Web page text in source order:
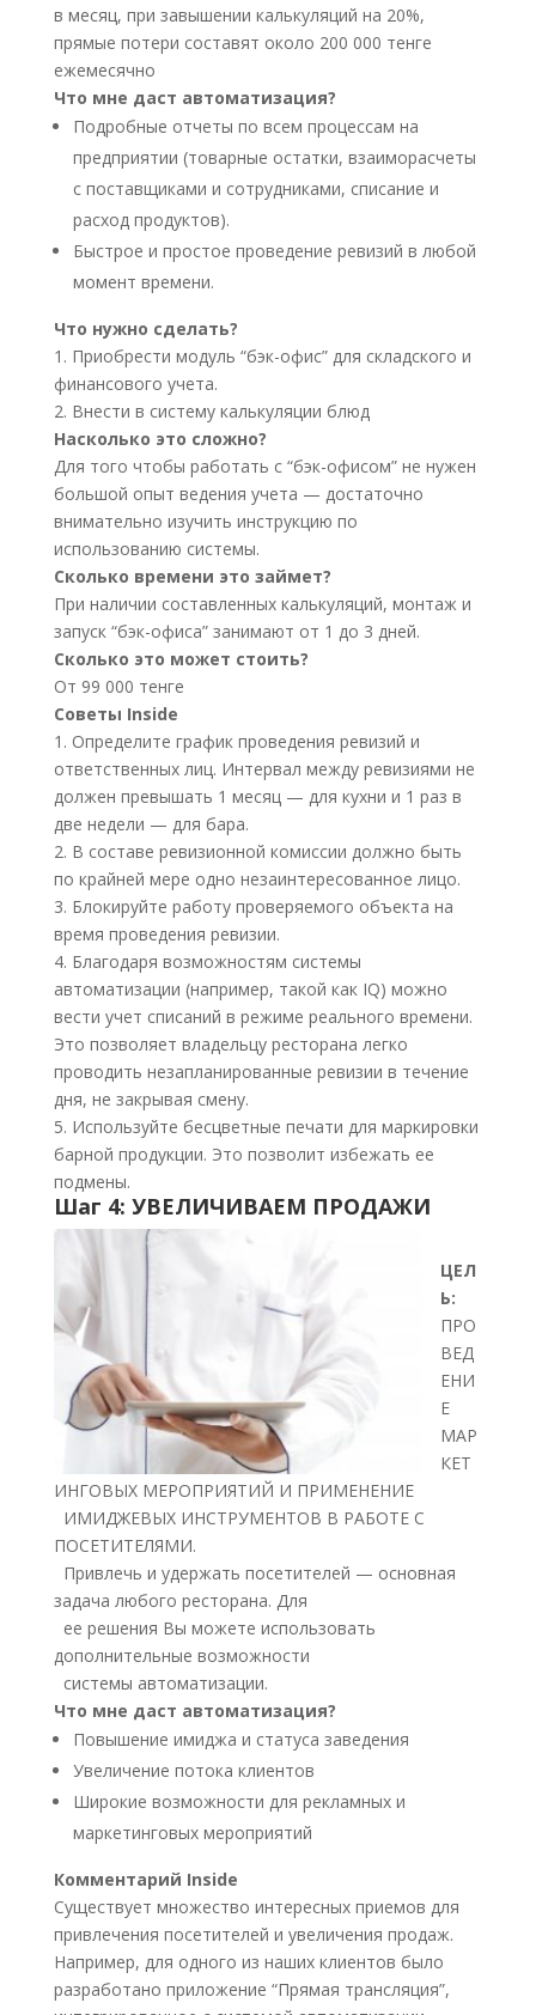
в месяц, при завышении калькуляций на 20%,
прямые потери составят около 200 000 тенге
ежемесячно
Что мне даст автоматизация?
Подробные отчеты по всем процессам на
предприятии (товарные остатки, взаиморасчеты
с поставщиками и сотрудниками, списание и
расход продуктов).
Быстрое и простое проведение ревизий в любой
момент времени.
Что нужно сделать?
1. Приобрести модуль “бэк-офис” для складского и
финансового учета.
2. Внести в систему калькуляции блюд
Насколько это сложно?
Для того чтобы работать с “бэк-офисом” не нужен
большой опыт ведения учета — достаточно
внимательно изучить инструкцию по
использованию системы.
Сколько времени это займет?
При наличии составленных калькуляций, монтаж и
запуск “бэк-офиса” занимают от 1 до 3 дней.
Сколько это может стоить?
От 99 000 тенге
Советы Inside
1. Определите график проведения ревизий и
ответственных лиц. Интервал между ревизиями не
должен превышать 1 месяц — для кухни и 1 раз в
две недели — для бара.
2. В составе ревизионной комиссии должно быть
по крайней мере одно незаинтересованное лицо.
3. Блокируйте работу проверяемого объекта на
время проведения ревизии.
4. Благодаря возможностям системы
автоматизации (например, такой как IQ) можно
вести учет списаний в режиме реального времени.
Это позволяет владельцу ресторана легко
проводить незапланированные ревизии в течение
дня, не закрывая смену.
5. Используйте бесцветные печати для маркировки
барной продукции. Это позволит избежать ее
подмены.
Шаг 4: УВЕЛИЧИВАЕМ ПРОДАЖИ
ЦЕЛ
Ь:
ПРО
ВЕД
ЕНИ
Е
МАР
КЕТ
ИНГОВЫХ МЕРОПРИЯТИЙ И ПРИМЕНЕНИЕ
ИМИДЖЕВЫХ ИНСТРУМЕНТОВ В РАБОТЕ С
ПОСЕТИТЕЛЯМИ.
Привлечь и удержать посетителей — основная
задача любого ресторана. Для
ее решения Вы можете использовать
дополнительные возможности
системы автоматизации.
Что мне даст автоматизация?
Повышение имиджа и статуса заведения
Увеличение потока клиентов
Широкие возможности для рекламных и
маркетинговых мероприятий
Комментарий Inside
Существует множество интересных приемов для
привлечения посетителей и увеличения продаж.
Например, для одного из наших клиентов было
разработано приложение “Прямая трансляция”,